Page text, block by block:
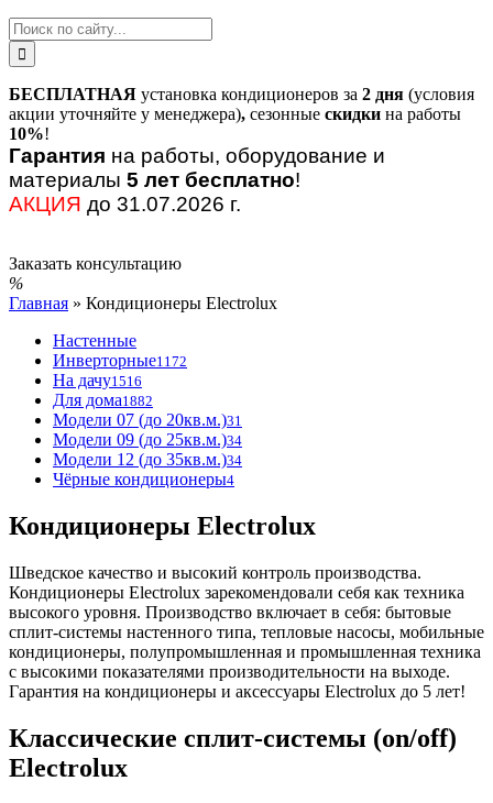
БЕСПЛАТНАЯ установка кондиционеров за 2 дня (условия
акции уточняйте у менеджера), сезонные скидки на работы
10%!
Гарантия на работы, оборудование и
материалы 5 лет бесплатно!
АКЦИЯ до 31.07.2026 г.
Заказать консультацию
Главная » Кондиционеры Electrolux
Настенные
Инверторные1172
На дачу1516
Для дома1882
Модели 07 (до 20кв.м.)31
Модели 09 (до 25кв.м.)34
Модели 12 (до 35кв.м.)34
Чёрные кондиционеры4
Кондиционеры Electrolux
Шведское качество и высокий контроль производства.
Кондиционеры Electrolux зарекомендовали себя как техника
высокого уровня. Производство включает в себя: бытовые
сплит-системы настенного типа, тепловые насосы, мобильные
кондиционеры, полупромышленная и промышленная техника
с высокими показателями производительности на выходе.
Гарантия на кондиционеры и аксессуары Electrolux до 5 лет!
Классические сплит-системы (on/off)
Electrolux